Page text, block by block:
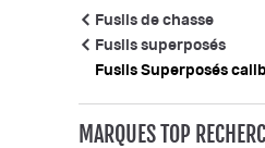
Fusils de chasse
Fusils superposés
Fusils Superposés
MARQUES TOP